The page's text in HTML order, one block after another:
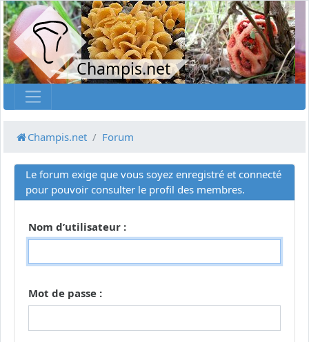
Champis.net
Champis.net Forum
Le forum exige que vous soyez enregistré et connecté
pour pouvoir consulter le profil des membres.
Nom d’utilisateur :
Mot de passe :